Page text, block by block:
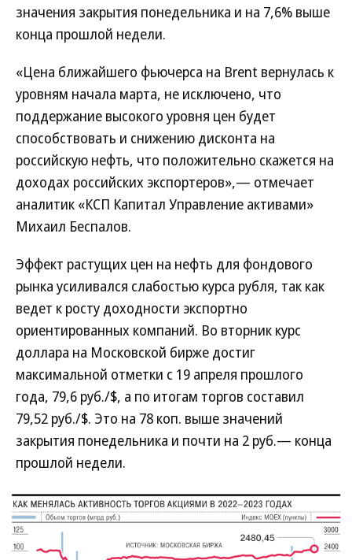
значения закрытия понедельника и на 7,6% выше
конца прошлой недели.
«Цена ближайшего фьючерса на Brent вернулась к
уровням начала марта, не исключено, что
поддержание высокого уровня цен будет
способствовать и снижению дисконта на
российскую нефть, что положительно скажется на
доходах российских экспортеров»,— отмечает
аналитик «КСП Капитал Управление активами»
Михаил Беспалов.
Эффект растущих цен на нефть для фондового
рынка усиливался слабостью курса рубля, так как
ведет к росту доходности экспортно
ориентированных компаний. Во вторник курс
доллара на Московской бирже достиг
максимальной отметки с 19 апреля прошлого
года, 79,6 руб./$, а по итогам торгов составил
79,52 руб./$. Это на 78 коп. выше значений
закрытия понедельника и почти на 2 руб.— конца
прошлой недели.